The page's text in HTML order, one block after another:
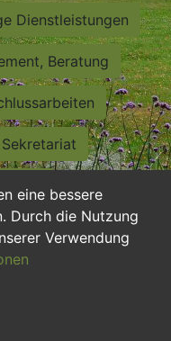
eine bessere
Durch die Nutzung
Verwendung
Dienstleistungen
Beratung